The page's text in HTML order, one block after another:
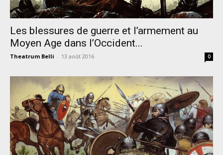
Les blessures de guerre et l’armement au
Moyen Age dans l’Occident...
Theatrum Belli - 13 août 2016 0